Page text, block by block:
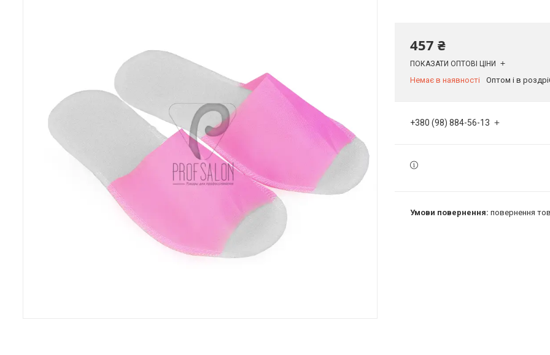
457 ₴
ПОКАЗАТИ ОПТОВІ ЦІНИ
Немає в наявності Оптом і в
+380 (98) 884-56-13
повернення